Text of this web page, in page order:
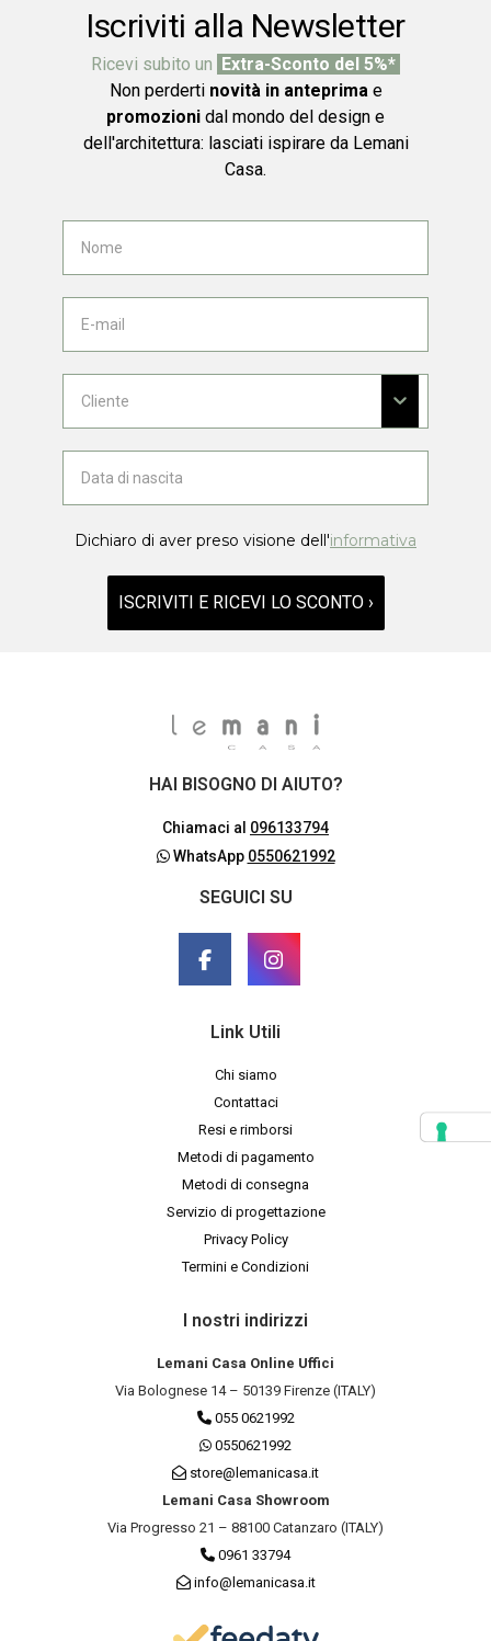
Iscriviti alla Newsletter
Ricevi subito un
Extra-Sconto del 5%*
Non perderti novità in anteprimae
promozioni dal mondo del design e
dell'architettura: lasciati ispirare da Lemani
Casa.
Dichiaro di aver preso visione dell'informativa
ISCRIVITI E RICEVI LO SCONTO ›
HAI BISOGNO DI AIUTO?
Chiamaci al 096133794
WhatsApp 0550621992
SEGUICI SU
Link Utili
Chi siamo
Contattaci
Resi e rimborsi
Metodi di pagamento
Metodi di consegna
Servizio di progettazione
Privacy Policy
Termini e Condizioni
I nostri indirizzi
Lemani Casa Online Uffici
Via Bolognese 14 – 50139 Firenze (ITALY)
055 0621992
0550621992
store@lemanicasa.it
Lemani Casa Showroom
Via Progresso 21 – 88100 Catanzaro (ITALY)
0961 33794
info@lemanicasa.it